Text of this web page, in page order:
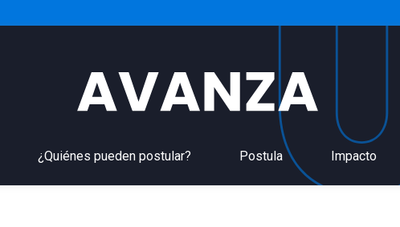
¿Quiénes pueden postular? Postula Impacto